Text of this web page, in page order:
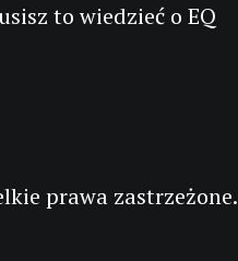
to wiedzieć o EQ
prawa zastrzeżone.